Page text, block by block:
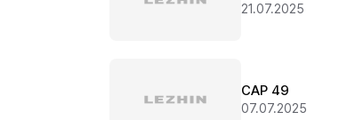
21.07.2025
CAP 49
07.07.2025